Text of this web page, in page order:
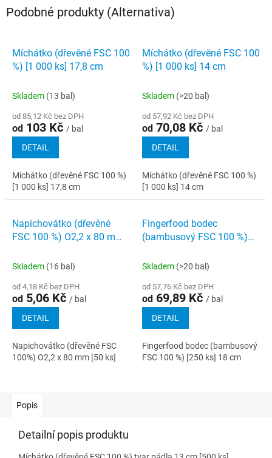
Podobné produkty (Alternativa)
Míchátko (dřevěné FSC 100
%) [1 000 ks] 17,8 cm
Skladem (13 bal)
od 85,12 Kč bez DPH
od 103 Kč / bal
DETAIL
Míchátko (dřevěné FSC 100 %)
[1 000 ks] 17,8 cm
Míchátko (dřevěné FSC 100
%) [1 000 ks] 14 cm
Skladem (>20 bal)
od 57,92 Kč bez DPH
od 70,08 Kč / bal
DETAIL
Míchátko (dřevěné FSC 100 %)
[1 000 ks] 14 cm
Napichovátko (dřevěné
FSC 100 %) O2,2 x 80 mm
Skladem (16 bal)
od 4,18 Kč bez DPH
od 5,06 Kč / bal
DETAIL
Napichovátko (dřevěné FSC
100%) O2,2 x 80 mm [50 ks]
Fingerfood bodec
(bambusový FSC 100 %)
Skladem (>20 bal)
od 57,76 Kč bez DPH
od 69,89 Kč / bal
DETAIL
Fingerfood bodec (bambusový
FSC 100 %) [250 ks] 18 cm
Popis
Detailní popis produktu